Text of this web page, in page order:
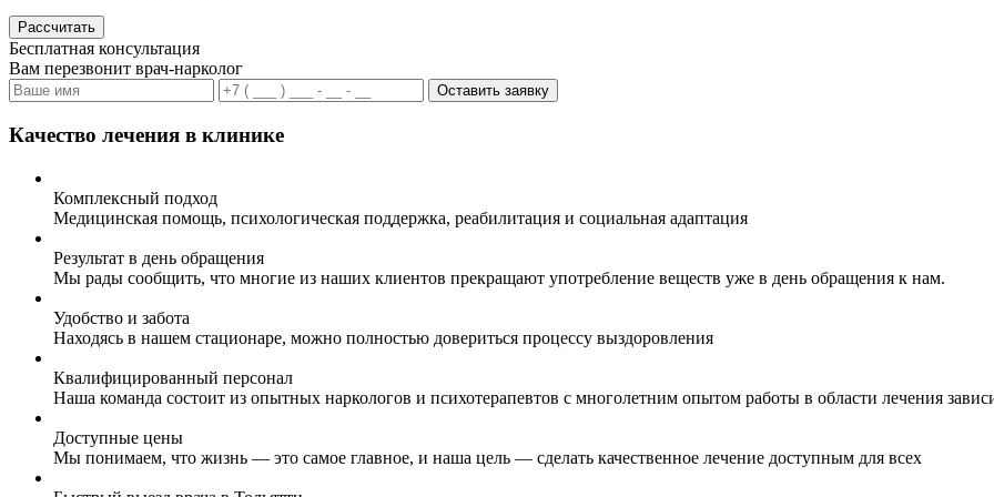
Рассчитать
Бесплатная консультация
Вам перезвонит врач-нарколог
Оставить заявку
Качество лечения в клинике
Комплексный подход
Медицинская помощь, психологическая поддержка, реабилитация и социальная адаптация
Результат в день обращения
Мы рады сообщить, что многие из наших клиентов прекращают употребление веществ уже в день обращения к нам.
Удобство и забота
Находясь в нашем стационаре, можно полностью довериться процессу выздоровления
Квалифицированный персонал
Наша команда состоит из опытных наркологов и психотерапевтов с многолетним опытом работы в области лечения
Доступные цены
Мы понимаем, что жизнь — это самое главное, и наша цель — сделать качественное лечение доступным для всех